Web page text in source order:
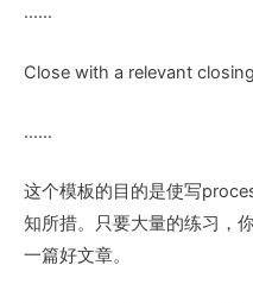
……
Close with a relevant
……
这个模板的目的是使写
知所措。只要大量的练习，
一篇好文章。